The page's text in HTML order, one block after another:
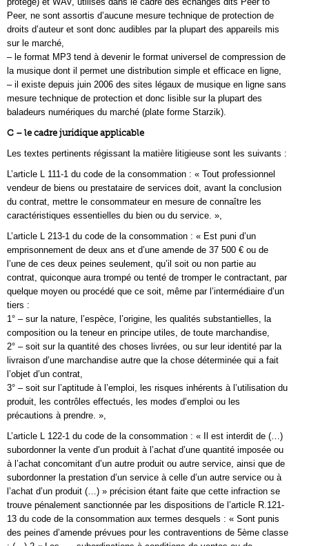
Peer, ne sont assortis d’aucune mesure technique de protection de
droits d’auteur et sont donc audibles par la plupart des appareils mis
sur le marché,
– le format MP3 tend à devenir le format universel de compression de
la musique dont il permet une distribution simple et efficace en ligne,
– il existe depuis juin 2006 des sites légaux de musique en ligne sans
mesure technique de protection et donc lisible sur la plupart des
baladeurs numériques du marché (plate forme Starzik).
C – le cadre juridique applicable
Les textes pertinents régissant la matière litigieuse sont les suivants :
L’article L 111-1 du code de la consommation : « Tout professionnel
vendeur de biens ou prestataire de services doit, avant la conclusion
du contrat, mettre le consommateur en mesure de connaître les
caractéristiques essentielles du bien ou du service. »,
L’article L 213-1 du code de la consommation : « Est puni d’un
emprisonnement de deux ans et d’une amende de 37 500 € ou de
l’une de ces deux peines seulement, qu’il soit ou non partie au
contrat, quiconque aura trompé ou tenté de tromper le contractant, par
quelque moyen ou procédé que ce soit, même par l’intermédiaire d’un
tiers :
1° – sur la nature, l’espèce, l’origine, les qualités substantielles, la
composition ou la teneur en principe utiles, de toute marchandise,
2° – soit sur la quantité des choses livrées, ou sur leur identité par la
livraison d’une marchandise autre que la chose déterminée qui a fait
l’objet d’un contrat,
3° – soit sur l’aptitude à l’emploi, les risques inhérents à l’utilisation du
produit, les contrôles effectués, les modes d’emploi ou les
précautions à prendre. »,
L’article L 122-1 du code de la consommation : « Il est interdit de (…)
subordonner la vente d’un produit à l’achat d’une quantité imposée ou
à l’achat concomitant d’un autre produit ou autre service, ainsi que de
subordonner la prestation d’un service à celle d’un autre service ou à
l’achat d’un produit (…) » précision étant faite que cette infraction se
trouve pénalement sanctionnée par les dispositions de l’article R.121-
13 du code de la consommation aux termes desquels : « Sont punis
des peines d’amende prévues pour les contraventions de 5ème classe